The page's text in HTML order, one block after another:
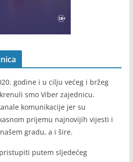
godine i u cilju većeg i bržeg
smo Viber zajednicu.
komunikacije jer su
prijemu najnovijih vijesti i
gradu, a i šire.
putem sljedećeg